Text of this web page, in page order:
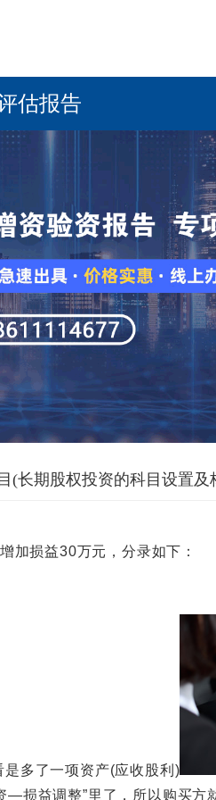
估报告
(长期股权投资的科目设置及
损益30万元，分录如下：
多了一项资产(应收股利)
损益调整”里了，所以购买